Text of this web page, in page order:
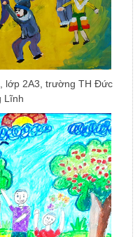
, lớp 2A3, trường TH Đức
Lĩnh